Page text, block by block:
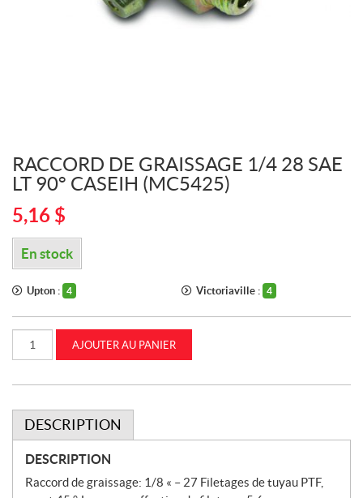
RACCORD DE GRAISSAGE 1/4 28 SAE
LT 90° CASEIH (MC5425)
5,16 $
En stock
Upton : 4 Victoriaville : 4
Raccord
graissage
28
SAE
90°
CASEIH
AJOUTER AU PANIER
DESCRIPTION
DESCRIPTION
Raccord de graissage: 1/8 « – 27 Filetages de tuyau PTF,